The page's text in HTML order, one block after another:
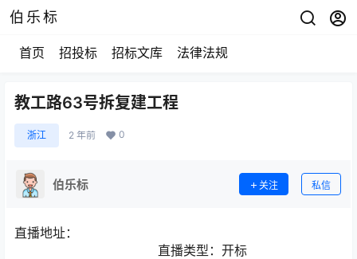
伯乐标
首页 招投标 招标文库 法律法规
教工路63号拆复建工程
浙江 2 年前 0
伯乐标 关注 私信
直播地址：
直播类型：开标